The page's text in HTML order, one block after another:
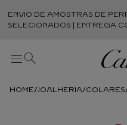
ENVIO DE AMOSTRAS DE
SELECIONADOS | ENTREGA
JOALHERIA COLARES